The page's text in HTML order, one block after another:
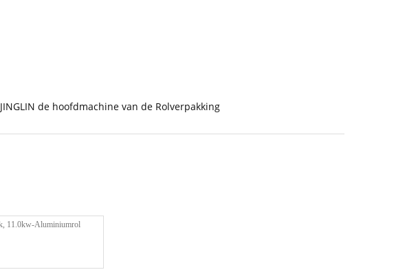
JINGLIN de hoofdmachine van de Rolverpakking